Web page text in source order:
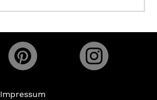
Impressum